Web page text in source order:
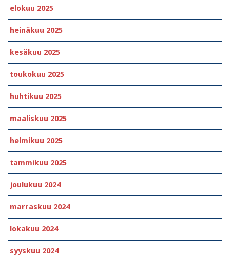
elokuu 2025
heinäkuu 2025
kesäkuu 2025
toukokuu 2025
huhtikuu 2025
maaliskuu 2025
helmikuu 2025
tammikuu 2025
joulukuu 2024
marraskuu 2024
lokakuu 2024
syyskuu 2024